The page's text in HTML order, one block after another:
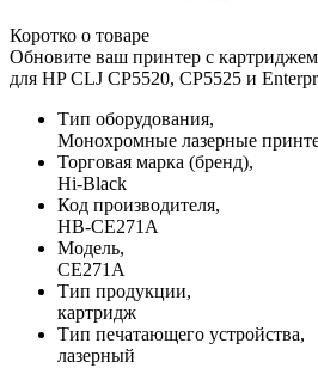
Коротко о товаре
Обновите ваш принтер с
для HP CLJ CP5520, CP5525 и
Тип оборудования,
Монохромные лазерные
Торговая марка (бренд),
Hi-Black
Код производителя,
HB-CE271A
Модель,
CE271A
Тип продукции,
картридж
Тип печатающего устройства,
лазерный